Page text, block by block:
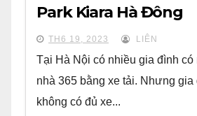
Park Kiara Hà Đông
TH6 19, 2023 LIÊN
Tại Hà Nội có nhiều gia đình có
nhà 365 bằng xe tải. Nhưng gia
không có đủ xe...